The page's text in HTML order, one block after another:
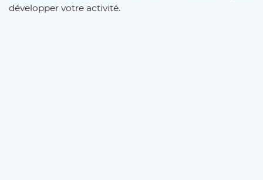
développer votre activité.